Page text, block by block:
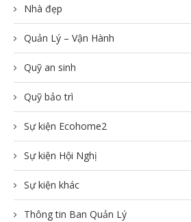
Nhà đẹp
Quản Lý – Vận Hành
Quỹ an sinh
Quỹ bảo trì
Sự kiện Ecohome2
Sự kiện Hội Nghị
Sự kiện khác
Thông tin Ban Quản Lý